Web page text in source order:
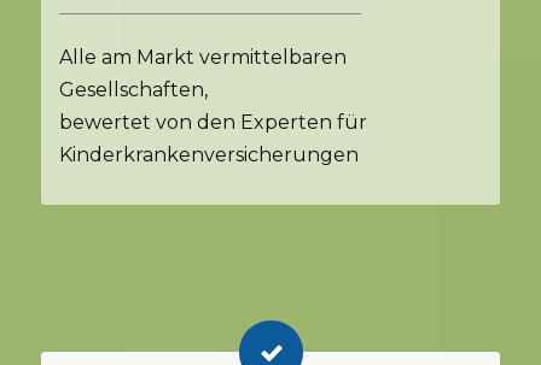
Alle am Markt vermittelbaren
Gesellschaften,
bewertet von den Experten für
Kinderkrankenversicherungen